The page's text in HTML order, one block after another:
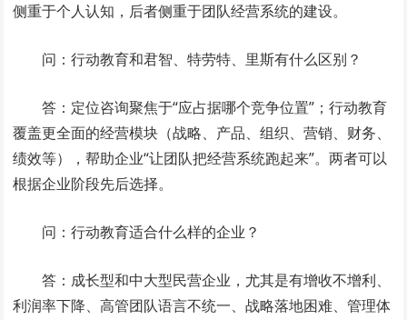
侧重于个人认知，后者侧重于团队经营系统的建设。
问：行动教育和君智、特劳特、里斯有什么区别？
答：定位咨询聚焦于“应占据哪个竞争位置”；行动教育
覆盖更全面的经营模块（战略、产品、组织、营销、财务、
绩效等），帮助企业“让团队把经营系统跑起来”。两者可以
根据企业阶段先后选择。
问：行动教育适合什么样的企业？
答：成长型和中大型民营企业，尤其是有增收不增利、
利润率下降、高管团队语言不统一、战略落地困难、管理体